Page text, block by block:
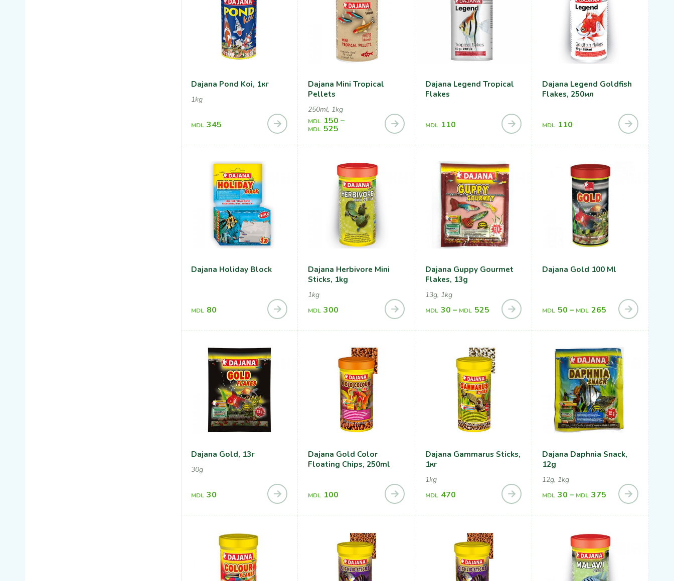
Dajana Pond Koi, 1кг
1kg
MDL 345
Dajana Mini Tropical
Pellets
250ml, 1kg
MDL 150 –
MDL 525
Dajana Legend Tropical
Flakes
MDL 110
Dajana Legend Goldfish
Flakes, 250мл
MDL 110
Dajana Holiday Block
MDL 80
Dajana Herbivore Mini
Sticks, 1kg
1kg
MDL 300
Dajana Guppy Gourmet
Flakes, 13g
13g, 1kg
MDL 30 – MDL 525
Dajana Gold 100 Ml
MDL 50 – MDL 265
Dajana Gold, 13г
30g
MDL 30
Dajana Gold Color
Floating Chips, 250ml
MDL 100
Dajana Gammarus Sticks,
1кг
1kg
MDL 470
Dajana Daphnia Snack,
12g
12g, 1kg
MDL 30 – MDL 375